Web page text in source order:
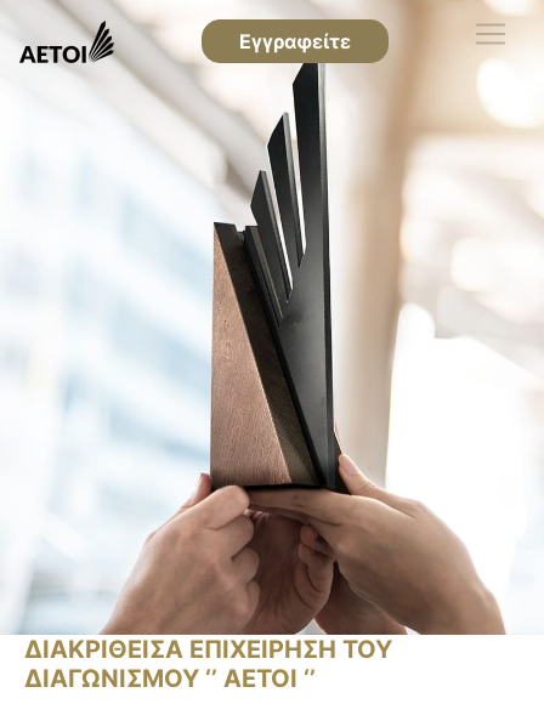
Εγγραφείτε
ΔΙΑΚΡΙΘΕΙΣΑ ΕΠΙΧΕΙΡΗΣΗ ΤΟΥ
ΔΙΑΓΩΝΙΣΜΟΥ ‘’ ΑΕΤΟΙ ‘’